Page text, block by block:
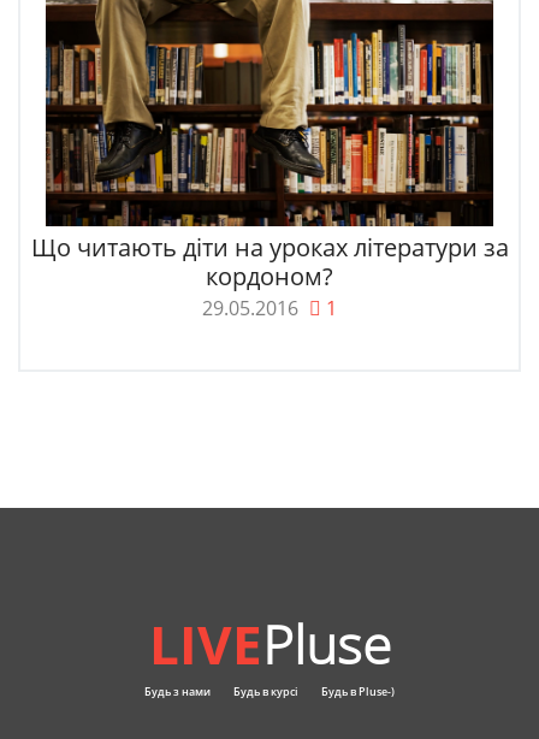
Що читають діти на уроках літератури за
кордоном?
29.05.2016 1
LIVEPluse
Будь з нами Будь в курсі Будь в Pluse-)